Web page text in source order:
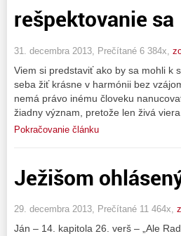
rešpektovanie sa
31. decembra 2013, Prečítané 6 384x,
Viem si predstaviť ako by sa mohli k
seba žiť krásne v harmónii bez
nemá právo inému človeku
žiadny význam, pretože len živá
Pokračovanie článku
Ježišom
29. decembra 2013, Prečítané 11 464x,
Ján – 14. kapitola 26. verš – „Ale